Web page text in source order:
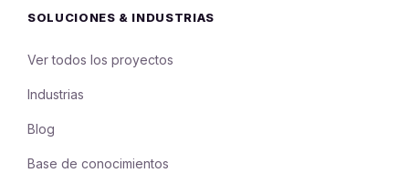
SOLUCIONES & INDUSTRIAS
Ver todos los proyectos
Industrias
Blog
Base de conocimientos